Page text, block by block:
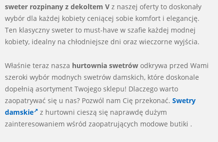
sweter rozpinany z dekoltem V z naszej oferty to doskonały
wybór dla każdej kobiety ceniącej sobie komfort i elegancję.
Ten klasyczny sweter to must-have w szafie każdej modnej
kobiety, idealny na chłodniejsze dni oraz wieczorne wyjścia.
Właśnie teraz nasza hurtownia swetrów odkrywa przed Wami
szeroki wybór modnych swetrów damskich, które doskonale
dopełnią asortyment Twojego sklepu! Dlaczego warto
zaopatrywać się u nas? Pozwól nam Cię przekonać. Swetry
damskie
z hurtowni cieszą się naprawdę dużym
zainteresowaniem wśród zaopatrujących modowe butiki .